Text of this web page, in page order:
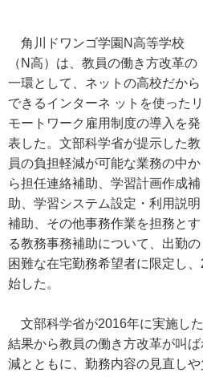
角川ドワンゴ学園N高等学校
（N高）は、教員の働き方改革の
一環として、ネットの高校だから
できるインターネ ットを使ったリ
モートワーク雇用制度の導入を発
表した。文部科学省が提示した教
員の負担軽減が可能な業務の中か
ら担任連絡補助、学習計画作成補
助、学習システム設定・利用説明
補助、その他事務作業を担務とす
る教務事務補助について、出勤の
困難な在宅勤務希望者に限定し
始した。
文部科学省が2016年に実施し
結果から教員の働き方改革が叫
減とともに、勤務内容の見直し